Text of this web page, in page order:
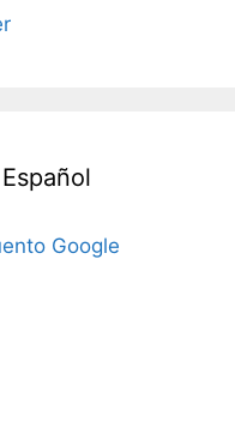
Google